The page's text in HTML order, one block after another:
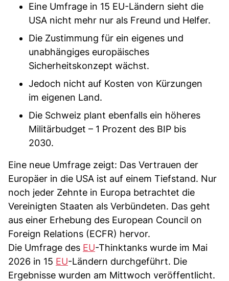
Eine Umfrage in 15 EU-Ländern sieht die
USA nicht mehr nur als Freund und Helfer.
Die Zustimmung für ein eigenes und
unabhängiges europäisches
Sicherheitskonzept wächst.
Jedoch nicht auf Kosten von Kürzungen
im eigenen Land.
Die Schweiz plant ebenfalls ein höheres
Militärbudget – 1 Prozent des BIP bis
2030.
Eine neue Umfrage zeigt: Das Vertrauen der
Europäer in die USA ist auf einem Tiefstand. Nur
noch jeder Zehnte in Europa betrachtet die
Vereinigten Staaten als Verbündeten. Das geht
aus einer Erhebung des European Council on
Foreign Relations (ECFR) hervor.
Die Umfrage des EU-Thinktanks wurde im Mai
2026 in 15 EU-Ländern durchgeführt. Die
Ergebnisse wurden am Mittwoch veröffentlicht.